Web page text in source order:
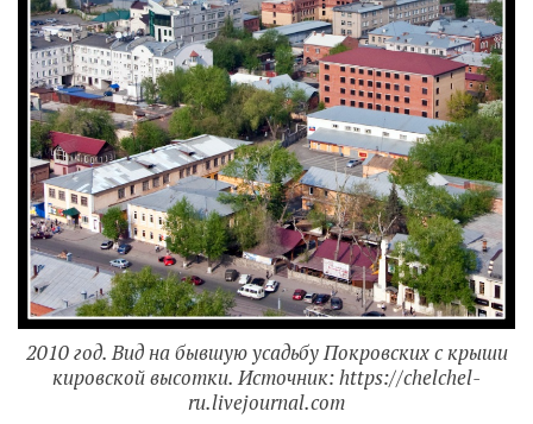
2010 год. Вид на бывшую усадьбу Покровских с крыши
кировской высотки. Источник: https://chelchel-
ru.livejournal.com